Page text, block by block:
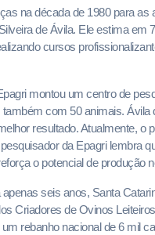
na década de 1980 para as
de Ávila. Ele estima em
cursos
montou um centro de
com 50 animais. Ávila
resultado. Atualmente, o
da Epagri lembra
o potencial de produção
seis anos, Santa
Criadores de Ovinos
rebanho nacional de 6 mil